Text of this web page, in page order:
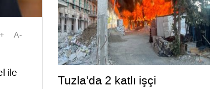
A-
ile
Tuzla’da 2 katlı işçi